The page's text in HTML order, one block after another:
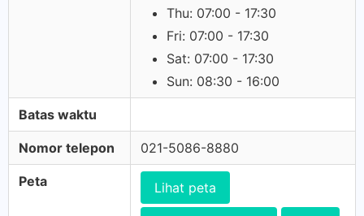
Thu: 07:00 - 17:30
Fri: 07:00 - 17:30
Sat: 07:00 - 17:30
Sun: 08:30 - 16:00
Batas waktu
Nomor telepon 021-5086-8880
Peta Lihat peta